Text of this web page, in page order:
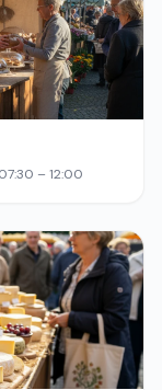
– 12:00